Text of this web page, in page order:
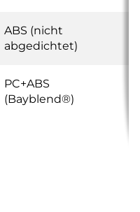
ABS (nicht
abgedichtet)
PC+ABS
(Bayblend®)